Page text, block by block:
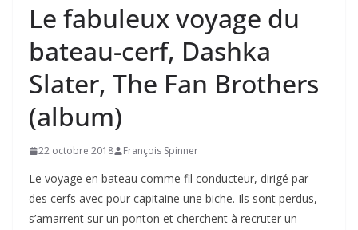
Le fabuleux voyage du
bateau-cerf, Dashka
Slater, The Fan Brothers
(album)
22 octobre 2018 François Spinner
Le voyage en bateau comme fil conducteur, dirigé par
des cerfs avec pour capitaine une biche. Ils sont perdus,
s’amarrent sur un ponton et cherchent à recruter un